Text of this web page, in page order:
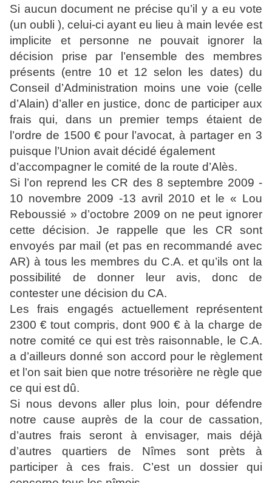
Si aucun document ne précise qu’il y a eu vote
(un oubli ), celui-ci ayant eu lieu à main levée est
implicite et personne ne pouvait ignorer la
décision prise par l’ensemble des membres
présents (entre 10 et 12 selon les dates) du
Conseil d’Administration moins une voie (celle
d’Alain) d’aller en justice, donc de participer aux
frais qui, dans un premier temps étaient de
l’ordre de 1500 € pour l’avocat, à partager en 3
puisque l’Union avait décidé également
d’accompagner le comité de la route d’Alès.
Si l’on reprend les CR des 8 septembre 2009 -
10 novembre 2009 -13 avril 2010 et le « Lou
Reboussié » d’octobre 2009 on ne peut ignorer
cette décision. Je rappelle que les CR sont
envoyés par mail (et pas en recommandé avec
AR) à tous les membres du C.A. et qu’ils ont la
possibilité de donner leur avis, donc de
contester une décision du CA.
Les frais engagés actuellement représentent
2300 € tout compris, dont 900 € à la charge de
notre comité ce qui est très raisonnable, le C.A.
a d’ailleurs donné son accord pour le règlement
et l’on sait bien que notre trésorière ne règle que
ce qui est dû.
Si nous devons aller plus loin, pour défendre
notre cause auprès de la cour de cassation,
d’autres frais seront à envisager, mais déjà
d’autres quartiers de Nîmes sont prèts à
participer à ces frais. C’est un dossier qui